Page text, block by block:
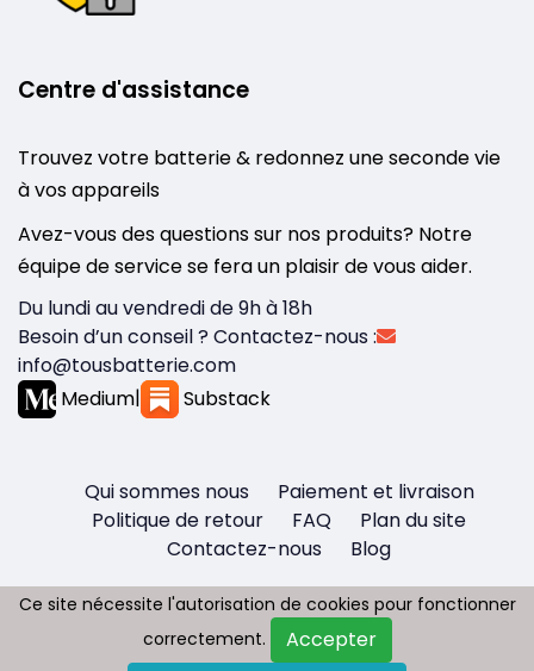
Centre d'assistance
Trouvez votre batterie & redonnez une seconde vie
à vos appareils
Avez-vous des questions sur nos produits? Notre
équipe de service se fera un plaisir de vous aider.
Du lundi au vendredi de 9h à 18h
Besoin d’un conseil ? Contactez-nous :
info@tousbatterie.com
Medium| Substack
Qui sommes nous
Paiement et livraison
Politique de retour
FAQ
Plan du site
Contactez-nous
Blog
Copyright © 2026 - Tous droit réservés
Ce site nécessite l'autorisation de cookies pour fonctionner
correctement.
Accepter
Ce site nécessite l'autorisation de cookies pour fonctionner
correctement.
Accepter